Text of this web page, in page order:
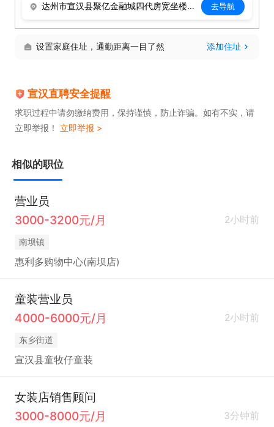
达州市宣汉县聚亿金融城四代房宽坐楼下房边 去导航
设置家庭住址，通勤距离一目了然 添加住址
宣汉直聘安全提醒
求职过程中请勿缴纳费用，保持谨慎，防止诈骗。如有不实，请
立即举报！ 立即举报 >
相似的职位
营业员
3000-3200元/月
2小时前
南坝镇
惠利多购物中心(南坝店)
童装营业员
4000-6000元/月
2小时前
东乡街道
宣汉县童牧仔童装
女装店销售顾问
3000-8000元/月
3分钟前